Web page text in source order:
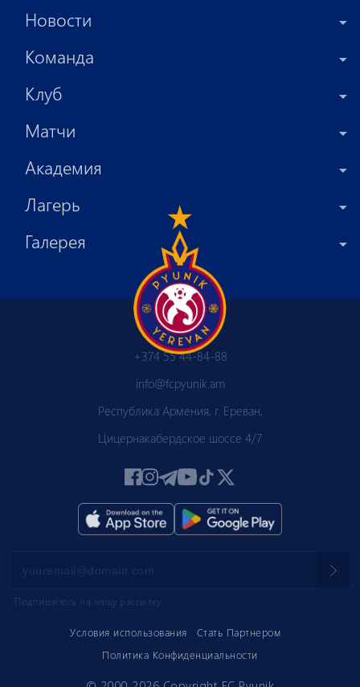
Новости
Команда
Клуб
Матчи
Академия
Лагерь
Галерея
Условия использования
Стать Партнером
Политика Конфиденциальности
+374 55 44-84-88
info@fcpyunik.am
Республика Армения, г. Ереван,
Цицернакабердское шоссе 4/7
Подпишитесь на нашу рассылку